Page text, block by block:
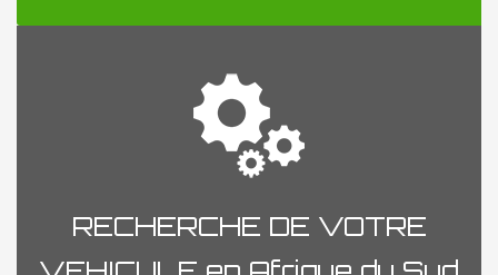
RECHERCHE DE VOTRE